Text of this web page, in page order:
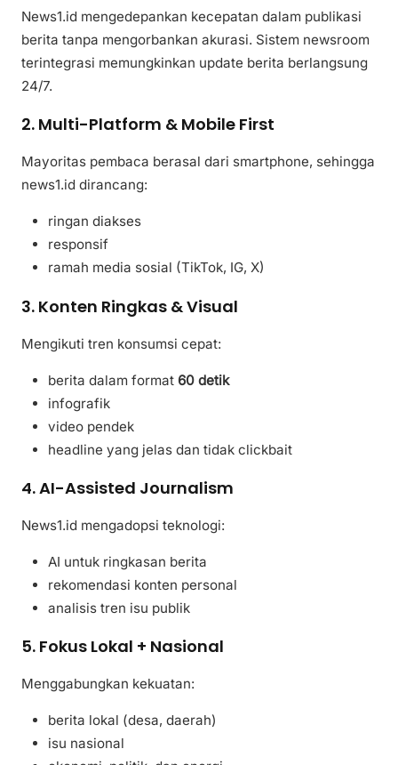
News1.id mengedepankan kecepatan dalam publikasi
berita tanpa mengorbankan akurasi. Sistem newsroom
terintegrasi memungkinkan update berita berlangsung
24/7.
2. Multi-Platform & Mobile First
Mayoritas pembaca berasal dari smartphone, sehingga
news1.id dirancang:
ringan diakses
responsif
ramah media sosial (TikTok, IG, X)
3. Konten Ringkas & Visual
Mengikuti tren konsumsi cepat:
berita dalam format 60 detik
infografik
video pendek
headline yang jelas dan tidak clickbait
4.AI-Assisted Journalism
News1.id mengadopsi teknologi:
AI untuk ringkasan berita
rekomendasi konten personal
analisis tren isu publik
5. Fokus Lokal + Nasional
Menggabungkan kekuatan:
berita lokal (desa, daerah)
isu nasional